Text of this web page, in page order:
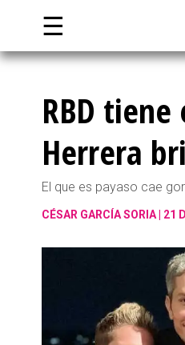
☰
RBD
Herrera
El que es payaso cae
CÉSAR GARCÍA SORIA 21